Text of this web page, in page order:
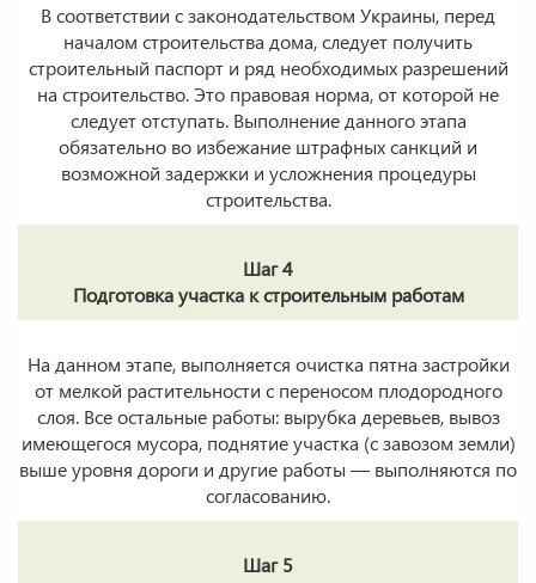
В соответствии с законодательством Украины, перед
началом строительства дома, следует получить
строительный паспорт и ряд необходимых разрешений
на строительство. Это правовая норма, от которой не
следует отступать. Выполнение данного этапа
обязательно во избежание штрафных санкций и
возможной задержки и усложнения процедуры
строительства.
Шаг 4
Подготовка участка к строительным работам
На данном этапе, выполняется очистка пятна застройки
от мелкой растительности с переносом плодородного
слоя. Все остальные работы: вырубка деревьев, вывоз
имеющегося мусора, поднятие участка (с завозом земли)
выше уровня дороги и другие работы — выполняются по
согласованию.
Шаг 5